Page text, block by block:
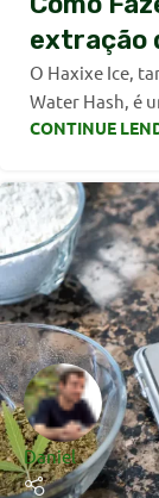
extração
O Haxixe Ice,
Water Hash, é
CONTINUE
Daniel